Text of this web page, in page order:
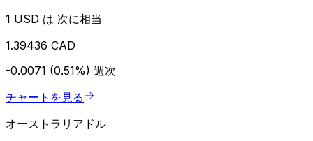
1 USD は 次に相当
1.39436 CAD
-0.0071 (0.51%) 週次
チャートを見る
オーストラリアドル